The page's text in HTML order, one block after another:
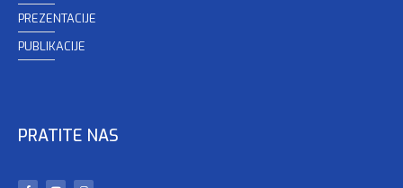
PREZENTACIJE
PUBLIKACIJE
PRATITE NAS